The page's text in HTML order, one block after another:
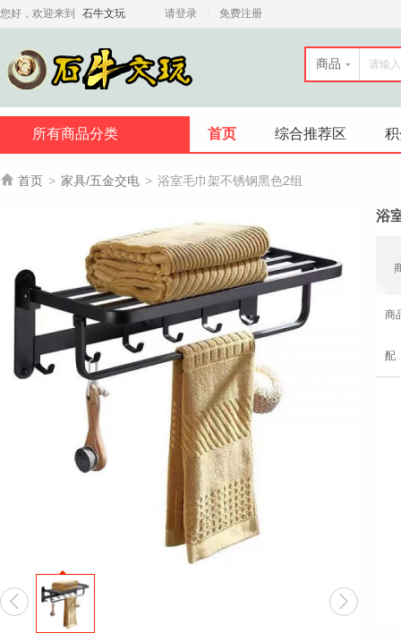
您好，欢迎来到 石牛文玩 请登录 免费注册
商品
所有商品分类 首页 综合推荐区
 首页 > 家具/五金交电 > 浴室毛巾架不锈钢黑色2组
 
浴
商